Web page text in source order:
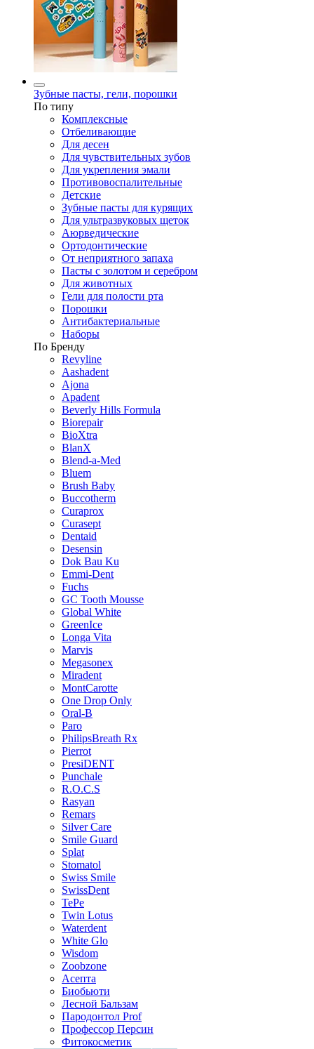
Зубные пасты, гели, порошки
По типу
Комплексные
Отбеливающие
Для десен
Для чувствительных зубов
Для укрепления эмали
Противовоспалительные
Детские
Зубные пасты для курящих
Для ультразвуковых щеток
Аюрведические
Ортодонтические
От неприятного запаха
Пасты с золотом и серебром
Для животных
Гели для полости рта
Порошки
Антибактериальные
Наборы
По Бренду
Revyline
Aashadent
Ajona
Apadent
Beverly Hills Formula
Biorepair
BioXtra
BlanX
Blend-a-Med
Bluem
Brush Baby
Buccotherm
Curaprox
Curasept
Dentaid
Desensin
Dok Bau Ku
Emmi-Dent
Fuchs
GC Tooth Mousse
Global White
GreenIce
Longa Vita
Marvis
Megasonex
Miradent
MontCarotte
One Drop Only
Oral-B
Paro
PhilipsBreath Rx
Pierrot
PresiDENT
Punchale
R.O.C.S
Rasyan
Remars
Silver Care
Smile Guard
Splat
Stomatol
Swiss Smile
SwissDent
TePe
Twin Lotus
Waterdent
White Glo
Wisdom
Zoobzone
Асепта
Биобьюти
Лесной Бальзам
Пародонтол Prof
Профессор Персин
Фитокосметик